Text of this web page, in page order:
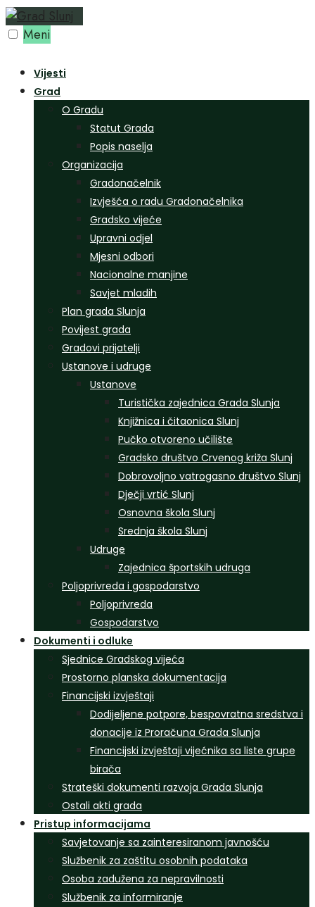
Preskoči
na Meni
Vijesti
Grad
O Gradu
Statut Grada
Popis naselja
Organizacija
Gradonačelnik
Izvješća o radu Gradonačelnika
Gradsko vijeće
Upravni odjel
Mjesni odbori
Nacionalne manjine
Savjet mladih
Plan grada Slunja
Povijest grada
Gradovi prijatelji
Ustanove i udruge
Ustanove
Turistička zajednica Grada Slunja
Knjižnica i čitaonica Slunj
Pučko otvoreno učilište
Gradsko društvo Crvenog križa Slunj
Dobrovoljno vatrogasno društvo Slunj
Dječji vrtić Slunj
Osnovna škola Slunj
Srednja škola Slunj
Udruge
Zajednica športskih udruga
Poljoprivreda i gospodarstvo
Poljoprivreda
Gospodarstvo
Dokumenti i odluke
Sjednice Gradskog vijeća
Prostorno planska dokumentacija
Financijski izvještaji
Dodijeljene potpore, bespovratna sredstva i
donacije iz Proračuna Grada Slunja
Financijski izvještaji vijećnika sa liste grupe
birača
Strateški dokumenti razvoja Grada Slunja
Ostali akti grada
Pristup informacijama
Savjetovanje sa zainteresiranom javnošću
Službenik za zaštitu osobnih podataka
Osoba zadužena za nepravilnosti
Službenik za informiranje